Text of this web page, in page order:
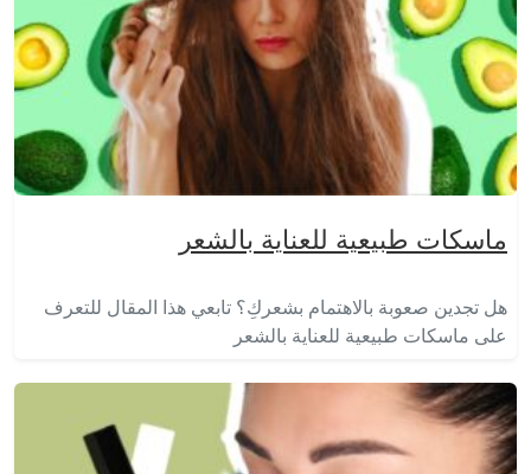
ماسكات طبيعية للعناية بالشعر
هل تجدين صعوبة بالاهتمام بشعركِ؟ تابعي هذا المقال للتعرف
على ماسكات طبيعية للعناية بالشعر